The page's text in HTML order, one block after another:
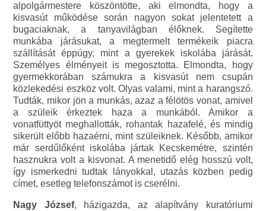
alpolgármestere köszöntötte, aki elmondta, hogy a
kisvasút működése során nagyon sokat jelentetett a
bugaciaknak, a tanyavilágban élőknek. Segítette
munkába járásukat, a megtermelt termékeik piacra
szállítását éppúgy, mint a gyerekek iskolába járását.
Személyes élményeit is megosztotta. Elmondta, hogy
gyermekkorában számukra a kisvasút nem csupán
közlekedési eszköz volt. Olyas valami, mint a harangszó.
Tudták, mikor jön a munkás, azaz a félötös vonat, amivel
a szüleik érkeztek haza a munkából. Amikor a
vonatfüttyöt meghallották, rohantak hazafelé, és mindig
sikerült előbb hazaérni, mint szüleiknek. Később, amikor
már serdűlőként iskolába jártak Kecskemétre, szintén
hasznukra volt a kisvonat. A menetidő elég hosszú volt,
így ismerkedni tudtak lányokkal, utazás közben pedig
címet, esetleg telefonszámot is cserélni.
Nagy József, házigazda, az alapítvány kuratóriumi